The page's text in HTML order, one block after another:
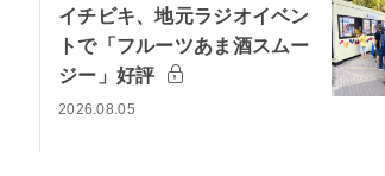
イチビキ、地元ラジオイベン
トで「フルーツあま酒スムー
ジー」好評
2026.08.05